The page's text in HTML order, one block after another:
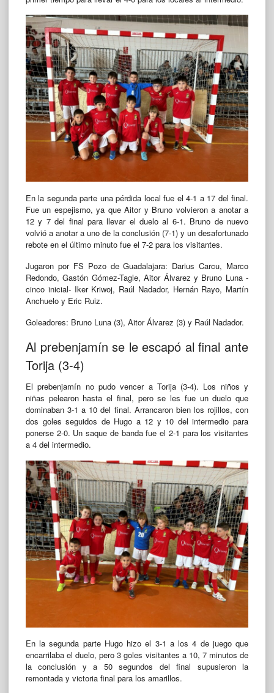
En la segunda parte una pérdida local fue el 4-1 a 17 del final.
Fue un espejismo, ya que Aitor y Bruno volvieron a anotar a
12 y 7 del final para llevar el duelo al 6-1. Bruno de nuevo
volvió a anotar a uno de la conclusión (7-1) y un desafortunado
rebote en el último minuto fue el 7-2 para los visitantes.
Jugaron por FS Pozo de Guadalajara: Darius Carcu, Marco
Redondo, Gastón Gómez-Tagle, Aitor Álvarez y Bruno Luna -
cinco inicial- Iker Kriwoj, Raúl Nadador, Hernán Rayo, Martín
Anchuelo y Eric Ruiz.
Goleadores: Bruno Luna (3), Aitor Álvarez (3) y Raúl Nadador.
Al prebenjamín se le escapó al final ante
Torija (3-4)
El prebenjamín no pudo vencer a Torija (3-4). Los niños y
niñas pelearon hasta el final, pero se les fue un duelo que
dominaban 3-1 a 10 del final. Arrancaron bien los rojillos, con
dos goles seguidos de Hugo a 12 y 10 del intermedio para
ponerse 2-0. Un saque de banda fue el 2-1 para los visitantes
a 4 del intermedio.
En la segunda parte Hugo hizo el 3-1 a los 4 de juego que
encarrilaba el duelo, pero 3 goles visitantes a 10, 7 minutos de
la conclusión y a 50 segundos del final supusieron la
remontada y victoria final para los amarillos.